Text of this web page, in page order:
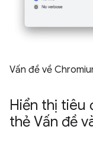
Vấn đề về
Hiển thị tiêu
thẻ Vấn đề